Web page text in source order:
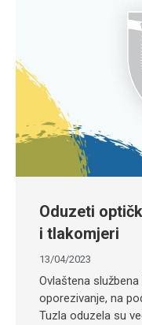
Oduzeti
i tlakomjeri
13/04/2023
Ovlaštena
oporezivanje, na
Tuzla oduzela su